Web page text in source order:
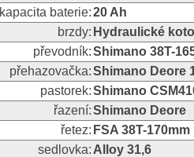
kapacita baterie:20 Ah
brzdy: Hydraulické
převodník:Shimano 38T-
přehazovačka:Shimano Deore
pastorek:Shimano
řazení:Shimano Deore
řetez: FSA 38T-170mm
sedlovka: Alloy 31,6